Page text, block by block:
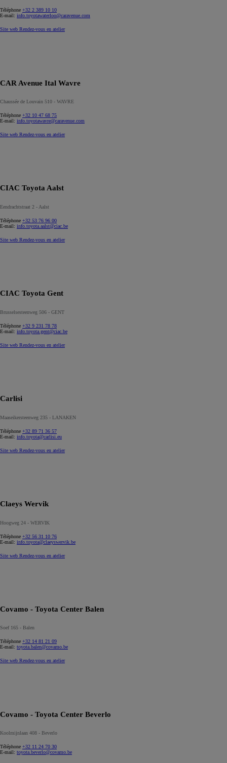
Téléphone +32 2 389 10 10
E-mail: info.toyotawaterloo@caravenue.com
Site web Rendez-vous en atelier
CAR Avenue Ital Wavre
Chaussée de Louvain 510 - WAVRE
Téléphone +32 10 47 68 75
E-mail: info.toyotawavre@caravenue.com
Site web Rendez-vous en atelier
CIAC Toyota Aalst
Eendrachtstraat 2 - Aalst
Téléphone +32 53 76 96 00
E-mail: info.toyota.aalst@ciac.be
Site web Rendez-vous en atelier
CIAC Toyota Gent
Brusselsesteenweg 506 - GENT
Téléphone +32 9 231 78 78
E-mail: info.toyota.gent@ciac.be
Site web Rendez-vous en atelier
Carlisi
Maaseikersteenweg 235 - LANAKEN
Téléphone +32 89 71 36 57
E-mail: info.toyota@carlisi.eu
Site web Rendez-vous en atelier
Claeys Wervik
Hoogweg 24 - WERVIK
Téléphone +32 56 31 10 76
E-mail: info.toyota@claeyswervik.be
Site web Rendez-vous en atelier
Covamo - Toyota Center Balen
Soef 165 - Balen
Téléphone +32 14 81 21 09
E-mail: toyota.balen@covamo.be
Site web Rendez-vous en atelier
Covamo - Toyota Center Beverlo
Koolmijnlaan 408 - Beverlo
Téléphone +32 11 24 70 30
E-mail: toyota.beverlo@covamo.be